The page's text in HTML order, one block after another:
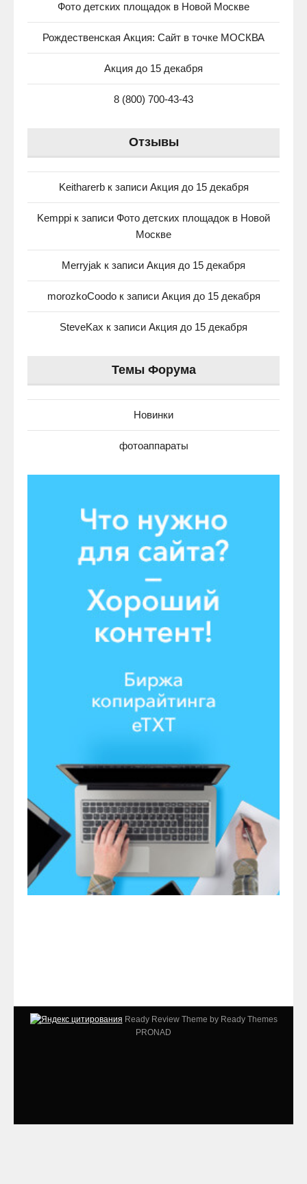
Фото детских площадок в Новой Москве
Рождественская Акция: Сайт в точке МОСКВА
Акция до 15 декабря
8 (800) 700-43-43
Отзывы
Keitharerbк записи Акция до 15 декабря
Kemppi к записи Фото детских площадок в Новой
Москве
Merryjak к записи Акция до 15 декабря
morozkoCoodoк записи Акция до 15 декабря
SteveKax к записи Акция до 15 декабря
Темы Форума
Новинки
фотоаппараты
Ready Review Theme by Ready Themes
PRONAD